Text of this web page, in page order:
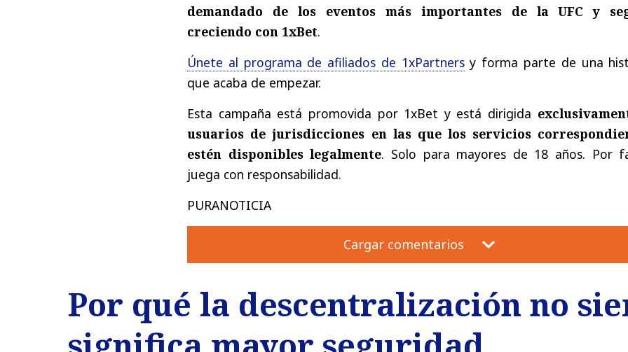
demandado
de los eventos más importantes de la UFC y
creciendo con 1xBet.
Únete al programa de afiliados de 1xPartnersy forma parte de una
que acaba de empezar.
Esta campaña está promovida por1xBet y está dirigida
usuarios de jurisdicciones en las que los servicios
estén disponibles legalmente. Solo para mayores de 18 años. Por
juega con responsabilidad.
PURANOTICIA
Cargar comentarios
Por qué la descentralización no